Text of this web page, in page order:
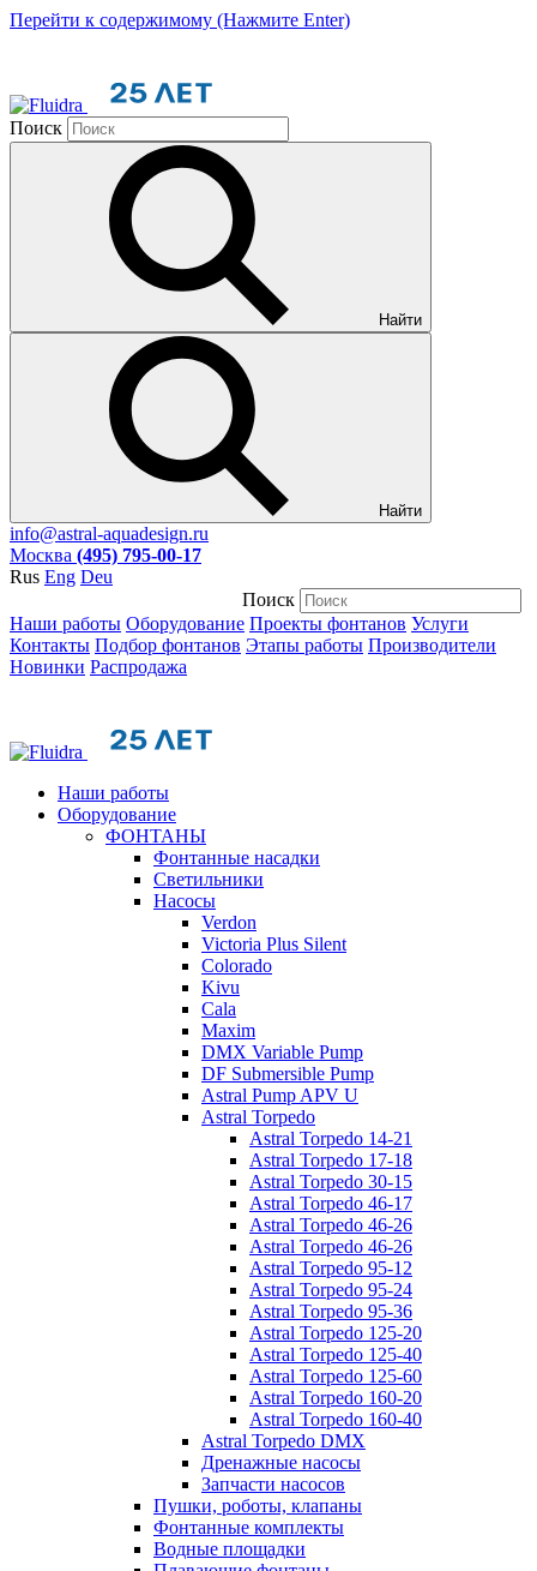
Перейти к содержимому (Нажмите Enter)
Поиск
Найти
Найти
info@astral-aquadesign.ru
Москва (495) 795-00-17
Rus Eng Deu
Поиск
Наши работы Оборудование Проекты фонтанов Услуги
Контакты Подбор фонтанов Этапы работы Производители
Новинки Распродажа
Наши работы
Оборудование
ФОНТАНЫ
Фонтанные насадки
Cветильники
Насосы
Verdon
Victoria Plus Silent
Colorado
Kivu
Cala
Maxim
DMX Variable Pump
DF Submersible Pump
Astral Pump APV U
Astral Torpedo
Astral Torpedo 14-21
Astral Torpedo 17-18
Astral Torpedo 30-15
Astral Torpedo 46-17
Astral Torpedo 46-26
Astral Torpedo 46-26
Astral Torpedo 95-12
Astral Torpedo 95-24
Astral Torpedo 95-36
Astral Torpedo 125-20
Astral Torpedo 125-40
Astral Torpedo 125-60
Astral Torpedo 160-20
Astral Torpedo 160-40
Astral Torpedo DMX
Дренажные насосы
Запчасти насосов
Пушки, роботы, клапаны
Фонтанные комплекты
Водные площадки